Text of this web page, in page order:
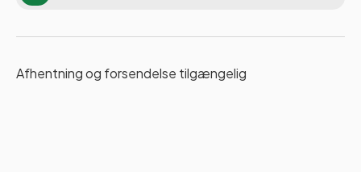
Afhentning og forsendelse tilgængelig